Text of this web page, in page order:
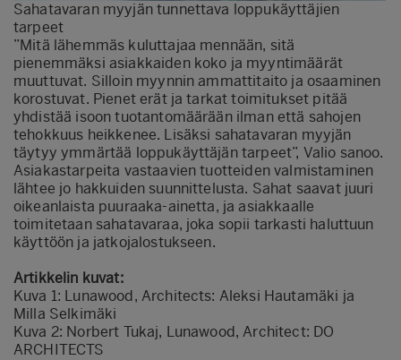
Sahatavaran myyjän tunnettava loppukäyttäjien
tarpeet
”Mitä lähemmäs kuluttajaa mennään, sitä
pienemmäksi asiakkaiden koko ja myyntimäärät
muuttuvat. Silloin myynnin ammattitaito ja osaaminen
korostuvat. Pienet erät ja tarkat toimitukset pitää
yhdistää isoon tuotantomäärään ilman että sahojen
tehokkuus heikkenee. Lisäksi sahatavaran myyjän
täytyy ymmärtää loppukäyttäjän tarpeet”, Valio sanoo.
Asiakastarpeita vastaavien tuotteiden valmistaminen
lähtee jo hakkuiden suunnittelusta. Sahat saavat juuri
oikeanlaista puuraaka-ainetta, ja asiakkaalle
toimitetaan sahatavaraa, joka sopii tarkasti haluttuun
käyttöön ja jatkojalostukseen.
Artikkelin kuvat:
Kuva 1: Lunawood, Architects: Aleksi Hautamäki ja
Milla Selkimäki
Kuva 2: Norbert Tukaj, Lunawood, Architect: DO
ARCHITECTS